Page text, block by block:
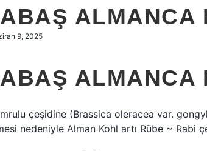
ALMANCA
9, 2025
ALMANCA
çeşidine (Brassica oleracea var.
nedeniyle Alman Kohl artı Rübe ~ Rabi